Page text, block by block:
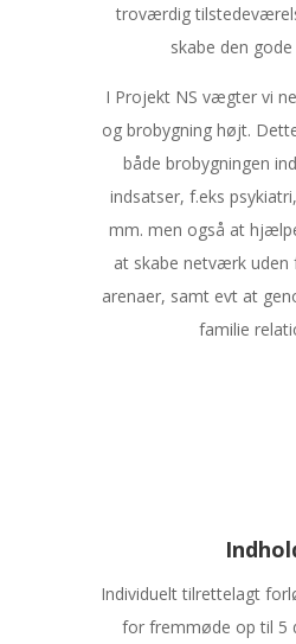
troværdig
skabe den
I Projekt NS vægter vi
og brobygning højt.
både brobygningen
indsatser, f.eks
mm. men også at
at skabe netværk uden
arenaer, samt evt at
familie
Individuelt tilrettelagt
for fremmøde op til 5